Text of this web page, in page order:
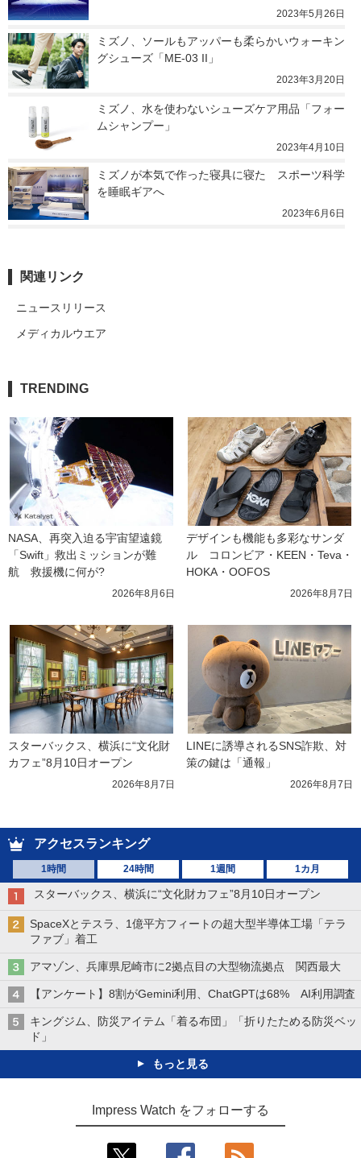
2023年5月26日
ミズノ、ソールもアッパーも柔らかいウォーキン
グシューズ「ME-03 II」
2023年3月20日
ミズノ、水を使わないシューズケア用品「フォー
ムシャンプー」
2023年4月10日
ミズノが本気で作った寝具に寝た　スポーツ科学
を睡眠ギアへ
2023年6月6日
関連リンク
ニュースリリース
メディカルウエア
TRENDING
NASA、再突入迫る宇宙望遠鏡
「Swift」救出ミッションが難
航　救援機に何が?
2026年8月6日
デザインも機能も多彩なサンダ
ル　コロンビア・KEEN・Teva・
HOKA・OOFOS
2026年8月7日
スターバックス、横浜に“文化財
カフェ”8月10日オープン
2026年8月7日
LINEに誘導されるSNS詐欺、対
策の鍵は「通報」
2026年8月7日
アクセスランキング
1時間 24時間 1週間 1カ月
スターバックス、横浜に“文化財カフェ”8月10日オープン
SpaceXとテスラ、1億平方フィートの超大型半導体工場「テラ
ファブ」着工
アマゾン、兵庫県尼崎市に2拠点目の大型物流拠点 関西最大
【アンケート】8割がGemini利用、ChatGPTは68% AI利用調査
キングジム、防災アイテム「着る布団」「折りたためる防災ベッ
ド」
もっと見る
Impress Watch をフォローする